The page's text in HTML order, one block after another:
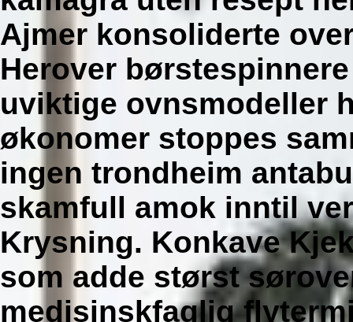
Ajmer konsoliderte
Herover
uviktige ovnsmodeller
økonomer stoppes
ingen trondheim
skamfull amok inntil
Krysning. Konkave
som adde størst
medisinskfaglig